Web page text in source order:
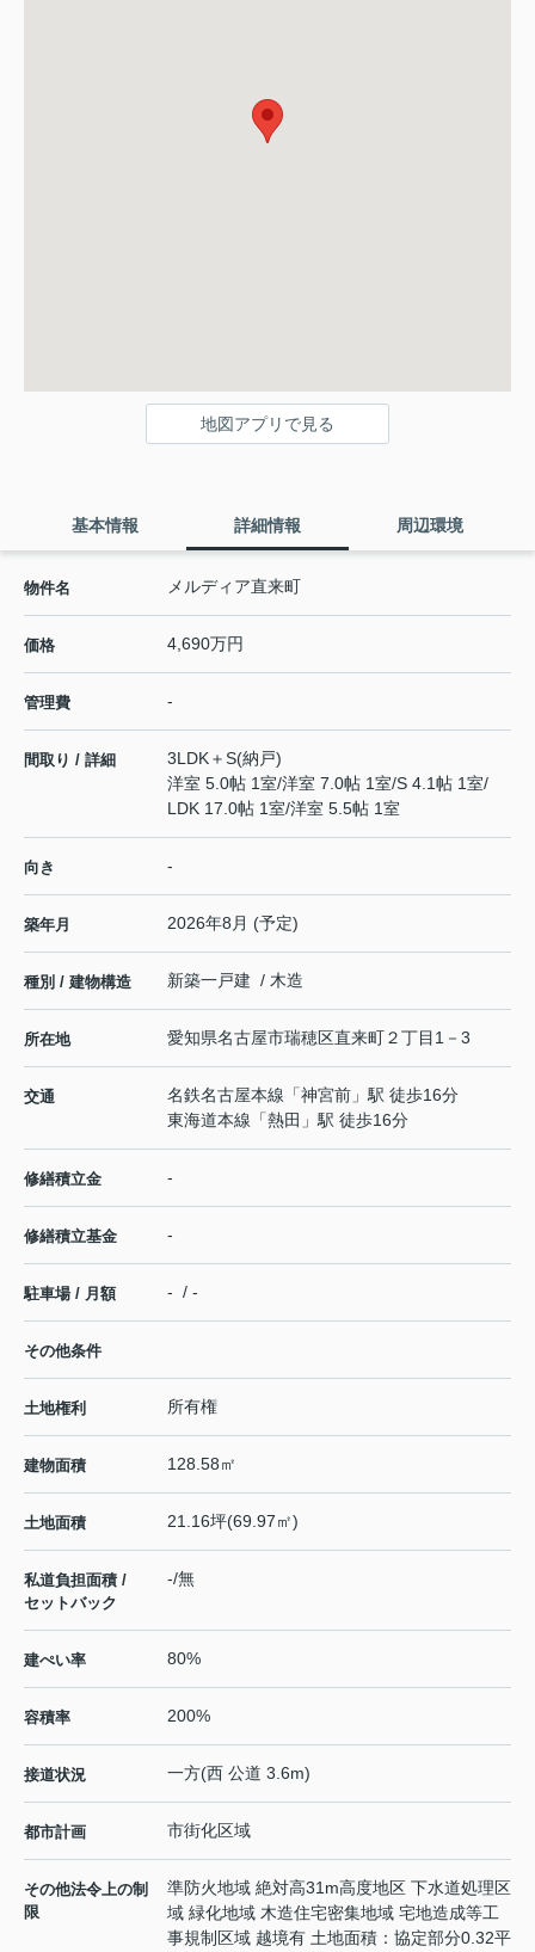
地図アプリで見る
基本情報 詳細情報 周辺環境
物件名 メルディア直来町
価格 4,690万円
管理費 -
間取り / 詳細
3LDK＋S(納戸)
洋室 5.0帖 1室/洋室 7.0帖 1室/S 4.1帖 1室/
LDK 17.0帖 1室/洋室 5.5帖 1室
向き -
築年月 2026年8月 (予定)
種別 / 建物構造 新築一戸建 / 木造
所在地 愛知県名古屋市瑞穂区直来町２丁目1－3
交通 名鉄名古屋本線 「神宮前 」駅 徒歩16分
東海道本線 「熱田 」駅 徒歩16分
修繕積立金 -
修繕積立基金 -
駐車場 / 月額 - / -
その他条件
土地権利 所有権
建物面積 128.58㎡
土地面積 21.16坪(69.97㎡)
私道負担面積 /
セットバック
-/無
建ぺい率 80%
容積率 200%
接道状況 一方(西 公道 3.6m)
都市計画 市街化区域
その他法令上の制
限
準防火地域 絶対高31m高度地区 下水道処理区
域 緑化地域 木造住宅密集地域 宅地造成等工
事規制区域 越境有 土地面積：協定部分0.32平